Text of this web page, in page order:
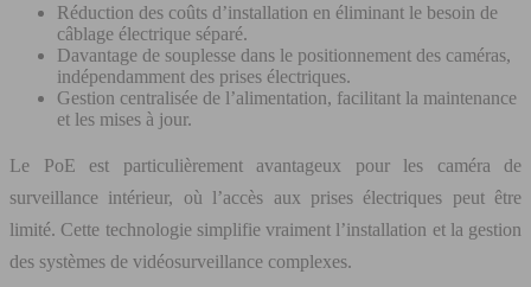
Réduction des coûts d’installation en éliminant le besoin de
câblage électrique séparé.
Davantage de souplesse dans le positionnement des caméras,
indépendamment des prises électriques.
Gestion centralisée de l’alimentation, facilitant la maintenance
et les mises à jour.
Le PoE est particulièrement avantageux pour les caméra de
surveillance intérieur, où l’accès aux prises électriques peut être
limité. Cette technologie simplifie vraiment l’installation et la gestion
des systèmes de vidéosurveillance complexes.